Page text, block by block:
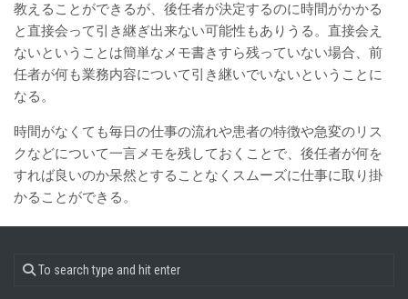
教えることができるが、後任者が決定するのに時間がかかる
と直接会って引き継ぎ出来ない可能性もありうる。直接会え
ないということは簡単なメモ書きすら残っていない場合、前
任者が何も業務内容について引き継いでいないということに
なる。
時間がなくても毎日の仕事の流れや患者の特徴や急変のリス
クなどについて一言メモを残しておくことで、後任者が何を
すれば良いのか呆然とすることなくスムーズに仕事に取り掛
かることができる。